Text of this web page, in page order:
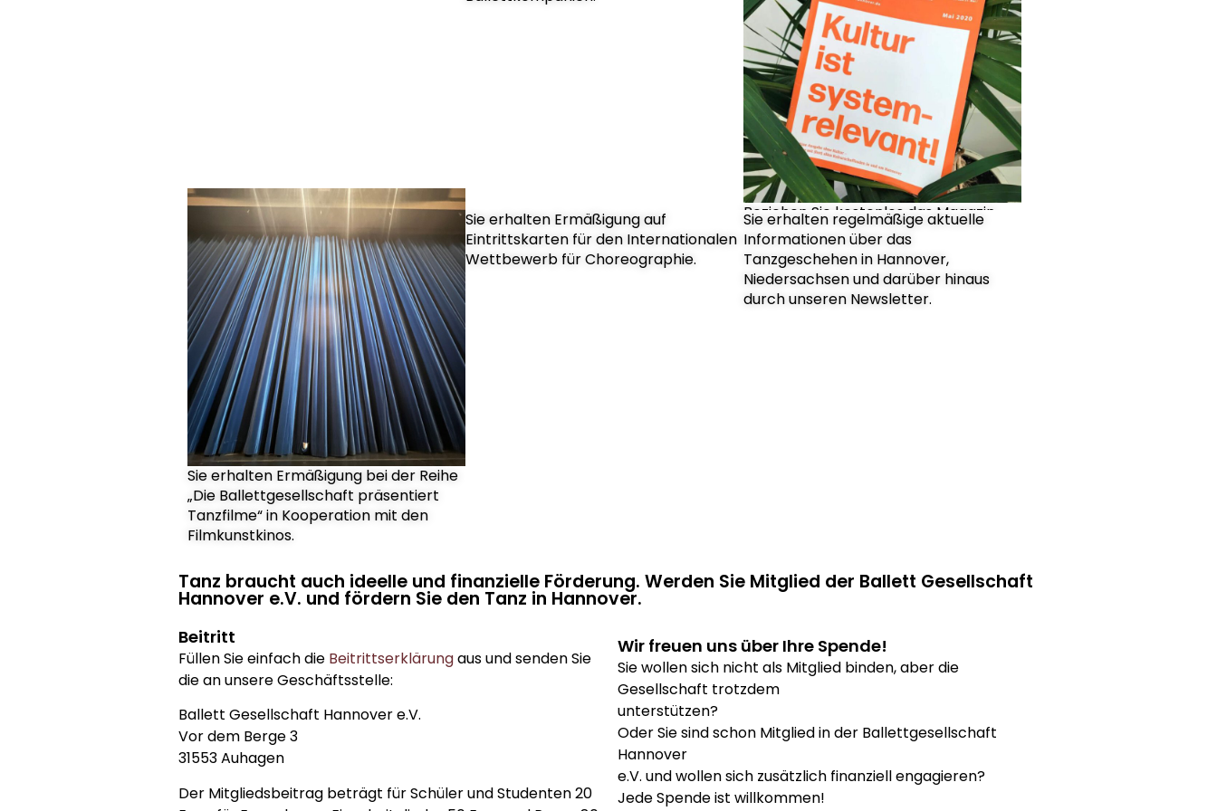
Beziehen Sie kostenlos das Magazin
Stadtkind.
Sie erhalten Ermäßigung bei der Reihe
„Die Ballettgesellschaft präsentiert
Tanzfilme“ in Kooperation mit den
Filmkunstkinos.
Sie erhalten Ermäßigung auf
Eintrittskarten für den Internationalen
Wettbewerb für Choreographie.
Sie erhalten regelmäßige aktuelle
Informationen über das
Tanzgeschehen in Hannover,
Niedersachsen und darüber hinaus
durch unseren Newsletter.
Tanz braucht auch ideelle und finanzielle Förderung. Werden Sie Mitglied der Ballett Gesellschaft
Hannover e.V. und fördern Sie den Tanz in Hannover.
Beitritt
Füllen Sie einfach die Beitrittserklärungaus und senden Sie
die an unsere Geschäftsstelle:
Ballett Gesellschaft Hannover e.V.
Vor dem Berge 3
31553 Auhagen
Der Mitgliedsbeitrag beträgt für Schüler und Studenten 20
Wir freuen uns über Ihre Spende!
Sie wollen sich nicht als Mitglied binden, aber die
Gesellschaft trotzdem
unterstützen?
Oder Sie sind schon Mitglied in der Ballettgesellschaft
Hannover
e.V. und wollen sich zusätzlich finanziell engagieren?
Jede Spende ist willkommen!